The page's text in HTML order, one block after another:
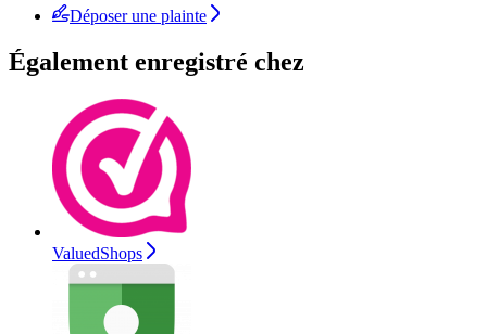
Déposer une plainte
Également enregistré chez
ValuedShops